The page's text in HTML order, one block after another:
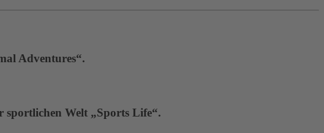
Adventures“.
sportlichen Welt „Sports Life“.